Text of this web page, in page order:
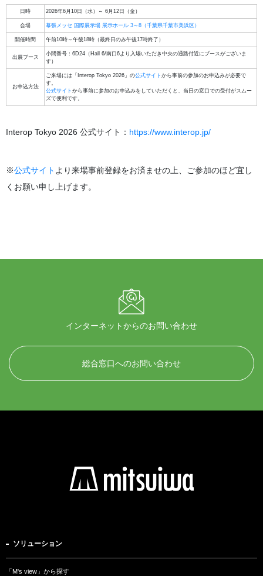
日時 2026年6月10日（水）～ 6月12日（金）
会場 幕張メッセ 国際展示場 展示ホール 3～8（千葉県千葉市美浜区）
開催時間 午前10時～午後18時（最終日のみ午後17時終了）
出展ブース
小間番号：6D24（Hall 6/南口6より入場いただき中央の通路付近にブースがございま
す）
お申込方法
ご来場には「Interop Tokyo 2026」の公式サイト から事前の参加のお申込みが必要で
す。
公式サイト から事前に参加のお申込みをしていただくと、当日の窓口での受付がスムー
ズで便利です。
Interop Tokyo 2026 公式サイト： https://www.interop.jp/
※公式サイト より来場事前登録をお済ませの上、ご参加のほど宜し
くお願い申し上げます。
インターネットからのお問い合わせ
総合窓口へのお問い合わせ
ソリューション
「M's view」から探す